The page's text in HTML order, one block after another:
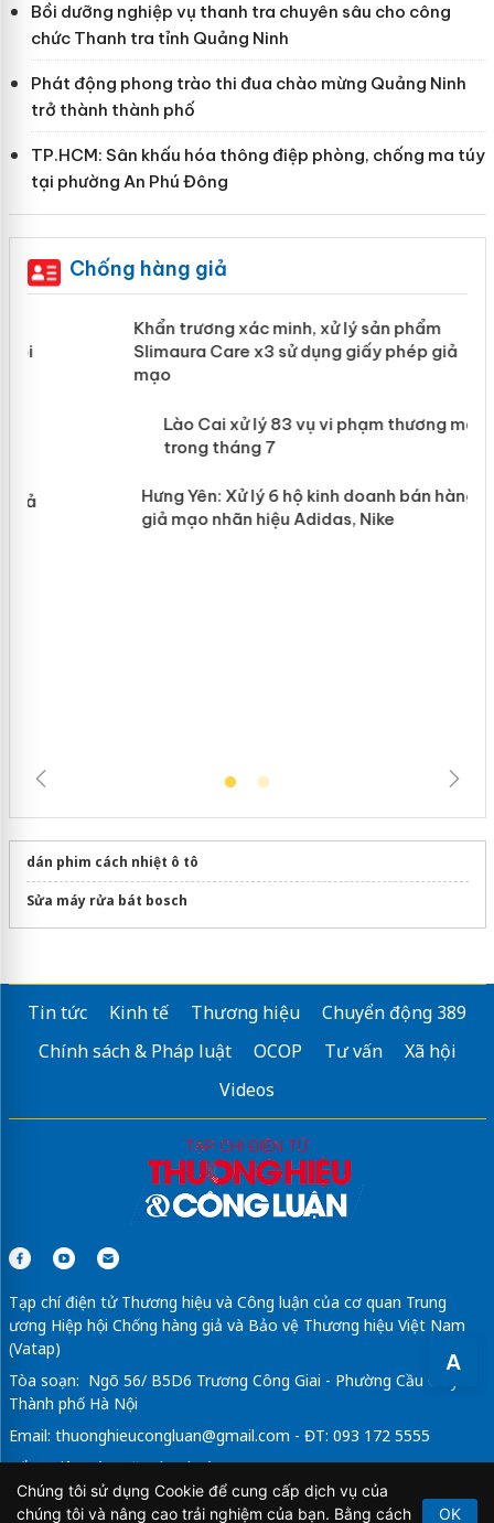
A
Bồi dưỡng nghiệp vụ thanh tra chuyên sâu cho công
chức Thanh tra tỉnh Quảng Ninh
Phát động phong trào thi đua chào mừng Quảng Ninh
trở thành thành phố
TP.HCM: Sân khấu hóa thông điệp phòng, chống ma túy
tại phường An Phú Đông
Chống hàng giả
Khẩn trương xác minh, xử lý sản phẩm
Slimaura Care x3 sử dụng giấy phép
giả mạo
mại trong tháng 7
dán phim cách nhiệt ô tô
Sửa máy rửa bát bosch
Tin tức Kinh tế Thương hiệu
Chuyển động 389
Chính sách & Pháp luật
OCOP Tư vấn
Xã hội
Videos
Tạp chí điện tử Thương hiệu và Công luận của cơ quan Trung
ương Hiệp hội Chống hàng giả và Bảo vệ Thương hiệu Việt Nam
(Vatap)
Tòa soạn: Ngõ 56/ B5D6 Trương Công Giai - Phường Cầu Giấy -
Thành phố Hà Nội
Email: thuonghieucongluan@gmail.com - ĐT: 093 172 5555
Tổng Biên Tập: Vũ Đức Thuận
Giấy phép hoạt động báo chí điện tử số 64/GP-BTTTT do Bộ
Chúng tôi sử dụng Cookie để cung cấp dịch vụ của
chúng tôi và nâng cao trải nghiệm của bạn. Bằng cách
OK